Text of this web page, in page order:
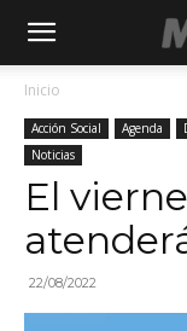
Inicio
Acción Social Agenda
Noticias
El
22/08/2022